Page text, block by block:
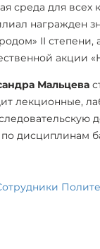
среда для всех
награжден
II степени,
акции
Мальцева
лекционные,
дисциплинам